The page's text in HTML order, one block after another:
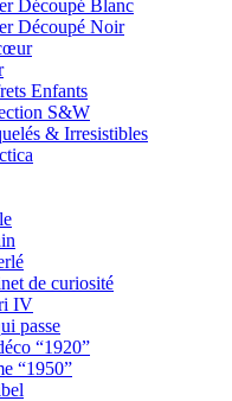
Découpé Blanc
Découpé Noir
Enfants
S&W
& Irresistibles
de curiosité
IV
passe
“1920”
“1950”